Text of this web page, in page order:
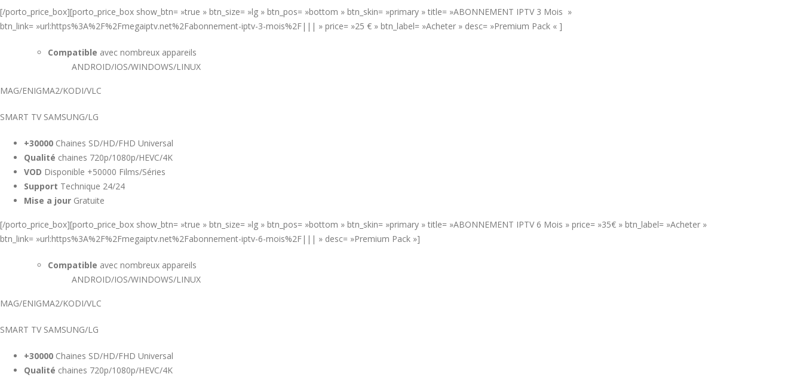
[/porto_price_box][porto_price_box show_btn= »true » btn_size= »lg » btn_pos= »bottom » btn_skin= »primary » title= »ABONNEMENT IPTV 3 Mois »
btn_link= »url:https%3A%2F%2Fmegaiptv.net%2Fabonnement-iptv-3-mois%2F||| » price= »25 € » btn_label= »Acheter » desc= »Premium Pack « ]
Compatible avec nombreux appareils
ANDROID/IOS/WINDOWS/LINUX
MAG/ENIGMA2/KODI/VLC
SMART TV SAMSUNG/LG
+30000 Chaines SD/HD/FHD Universal
Qualité chaines 720p/1080p/HEVC/4K
VOD Disponible +50000 Films/Séries
Support Technique 24/24
Mise a jour Gratuite
[/porto_price_box][porto_price_box show_btn= »true » btn_size= »lg » btn_pos= »bottom » btn_skin= »primary » title= »ABONNEMENT IPTV 6 Mois » price= »35€ » btn_label= »Acheter »
btn_link= »url:https%3A%2F%2Fmegaiptv.net%2Fabonnement-iptv-6-mois%2F||| » desc= »Premium Pack »]
Compatible avec nombreux appareils
ANDROID/IOS/WINDOWS/LINUX
MAG/ENIGMA2/KODI/VLC
SMART TV SAMSUNG/LG
+30000 Chaines SD/HD/FHD Universal
Qualité chaines 720p/1080p/HEVC/4K